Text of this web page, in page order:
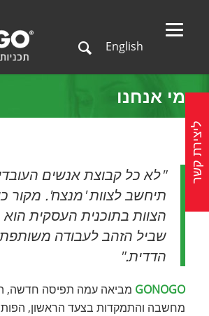
English
מי אנחנו
"לא כל קבוצת אנשים
תיחשב לצוות 'מנצח'. מקור
הצוות בתוכנית העסקית
שביל הזהב לעבודה
הדדית."
GONOGO מביאה עמה תפיסה חדשה,
מחשבה והתמקדות בצעד הראשון,
ליצירת קשר